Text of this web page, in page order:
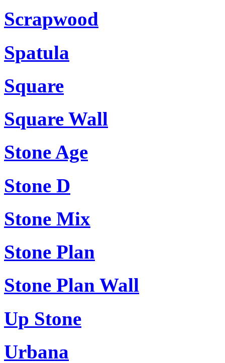
Scrapwood
Spatula
Square
Square Wall
Stone Age
Stone D
Stone Mix
Stone Plan
Stone Plan Wall
Up Stone
Urbana